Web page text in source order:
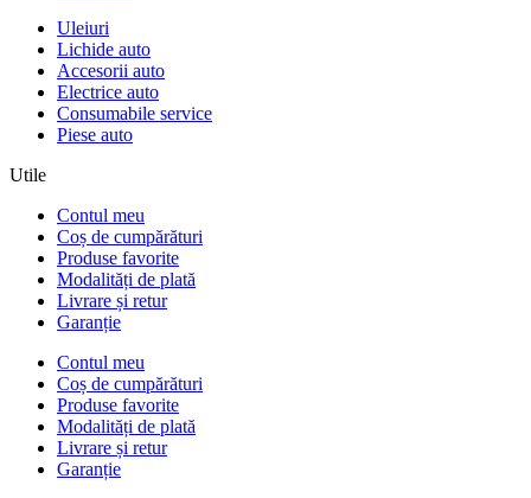
Uleiuri
Lichide auto
Accesorii auto
Electrice auto
Consumabile service
Piese auto
Utile
Contul meu
Coș de cumpărături
Produse favorite
Modalități de plată
Livrare și retur
Garanție
Contul meu
Coș de cumpărături
Produse favorite
Modalități de plată
Livrare și retur
Garanție